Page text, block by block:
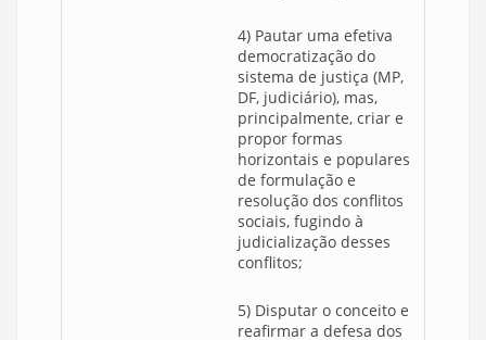
4) Pautar uma efetiva
democratização do
sistema de justiça (MP,
DF, judiciário), mas,
principalmente, criar e
propor formas
horizontais e populares
de formulação e
resolução dos conflitos
sociais, fugindo à
judicialização desses
conflitos;
5) Disputar o conceito e
reafirmar a defesa dos